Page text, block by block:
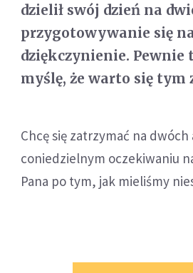
dzielił swój dzień na
przygotowywanie się
dziękczynienie. Pewnie
myślę, że warto się tym
Chcę się zatrzymać na
coniedzielnym oczekiwaniu
Pana po tym, jak mieliśmy